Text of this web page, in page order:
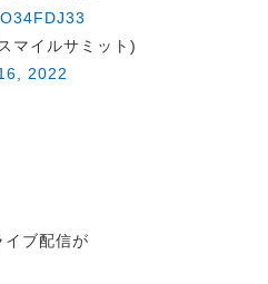
マイルサミット)
2022
イブ配信が